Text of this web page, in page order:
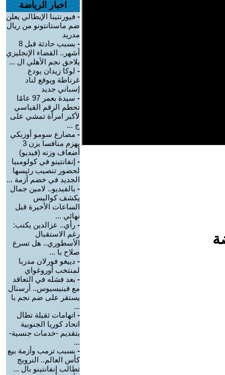
اخبار الرياضة
- فيورنتينا الإيطالي يعلن
ضم ماستانتونو من ريال
مدريد
-
بسبب حادثة قبل 8
أشهر.. القضاء الإنجليزي
يلاحق نجم الأهلي ال ...
- لوكا زيدان يودع
غرناطة ويوقع لناد
إسباني جديد
-
سيدة بعمر 97 عامًا
تحطم الرقم القياسي
لأكبر امرأة تمشي على
ج ...
- مصارع سومو أوزبكي
يهزم منافسا يزن 3
أضعاف وزنه (فيديو)
- إنفانتينو في كولومبيا
لحضور تنصيب رئيسها
الجديد في خضم أزمة ...
- بالفيديو.. لامين جمال
يكشف كواليس
الساعات الأخيرة قبل
نهائي ...
- رأي.. عزالدين يكتب:
رغم الاستقبال
الأسطوري.. هل تسرع
صلاح با ...
- دييغو فورلان مدربا
لمنتخب أوروغواي
- بعد فشله في التعاقد
مع فينيسيوس.. أرسنال
يستقر على ضم نجم با
...
- اتهامات ثقيلة تطال
اتحاد كوريا الجنوبية
بتقديم -خدمات جنسية-
...
- بسبب ترمب وأزمة بيع
كأس العالم.. النرويج
تطالب إنفانتينو بال ...